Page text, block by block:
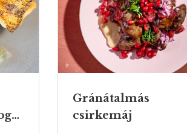
karalábé, török mogyoró
Gránátalmás
csirkemáj